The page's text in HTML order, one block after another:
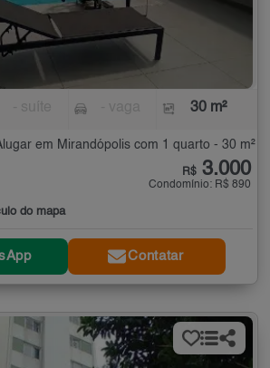
30 m²
em Mirandópolis com 1 quarto - 30 m²
do mapa
R$ 3.000
Condomínio: R$ 890
Contatar